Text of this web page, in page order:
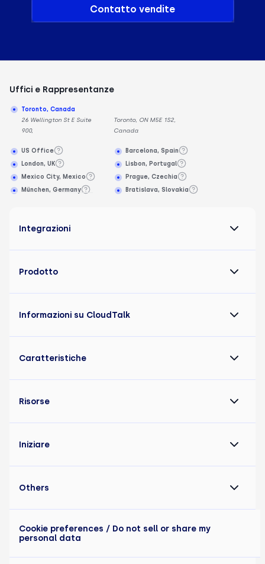
Contatto vendite
Uffici e Rappresentanze
Toronto, Canada
26 Wellington St E Suite
900,
Toronto, ON M5E 1S2,
Canada
US Office
London, UK
Mexico City, Mexico
München, Germany
Barcelona, Spain
Lisbon, Portugal
Prague, Czechia
Bratislava, Slovakia
Integrazioni
Prodotto
Informazioni su CloudTalk
Caratteristiche
Risorse
Iniziare
Others
Cookie preferences / Do not sell or share my
personal data